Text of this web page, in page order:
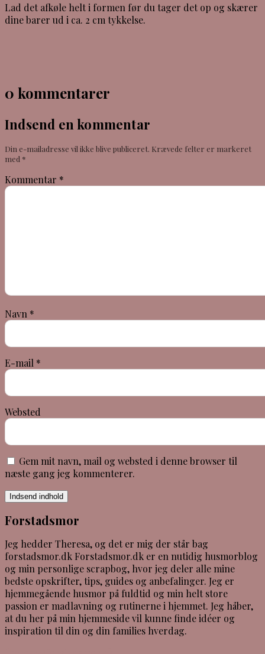
Lad det afkøle helt i formen før du tager det op og skærer
dine barer ud i ca. 2 cm tykkelse.
0 kommentarer
Indsend en kommentar
Din e-mailadresse vil ikke blive publiceret. Krævede felter er markeret
med *
Kommentar *
Navn *
E-mail *
Websted
Gem mit navn, mail og websted i denne browser til
næste gang jeg kommenterer.
Indsend indhold
Forstadsmor
Jeg hedder Theresa, og det er mig der står bag
forstadsmor.dk Forstadsmor.dk er en nutidig husmorblog
og min personlige scrapbog, hvor jeg deler alle mine
bedste opskrifter, tips, guides og anbefalinger. Jeg er
hjemmegående husmor på fuldtid og min helt store
passion er madlavning og rutinerne i hjemmet. Jeg håber,
at du her på min hjemmeside vil kunne finde idéer og
inspiration til din og din families hverdag.